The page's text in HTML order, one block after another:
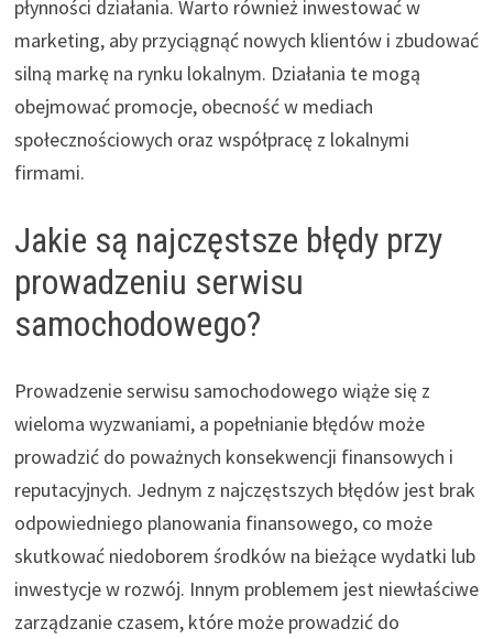
płynności działania. Warto również inwestować w
marketing, aby przyciągnąć nowych klientów i zbudować
silną markę na rynku lokalnym. Działania te mogą
obejmować promocje, obecność w mediach
społecznościowych oraz współpracę z lokalnymi
firmami.
Jakie są najczęstsze błędy przy
prowadzeniu serwisu
samochodowego?
Prowadzenie serwisu samochodowego wiąże się z
wieloma wyzwaniami, a popełnianie błędów może
prowadzić do poważnych konsekwencji finansowych i
reputacyjnych. Jednym z najczęstszych błędów jest brak
odpowiedniego planowania finansowego, co może
skutkować niedoborem środków na bieżące wydatki lub
inwestycje w rozwój. Innym problemem jest niewłaściwe
zarządzanie czasem, które może prowadzić do